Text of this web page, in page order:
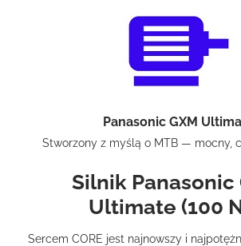
Panasonic GXM
Stworzony z myślą o MTB — mocny,
Silnik Panasonic
Ultimate (100
Sercem CORE jest najnowszy i